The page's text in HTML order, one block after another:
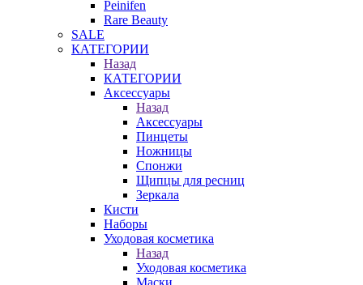
Peinifen
Rare Beauty
SALE
КАТЕГОРИИ
Назад
КАТЕГОРИИ
Аксессуары
Назад
Аксессуары
Пинцеты
Ножницы
Спонжи
Щипцы для ресниц
Зеркала
Кисти
Наборы
Уходовая косметика
Назад
Уходовая косметика
Маски